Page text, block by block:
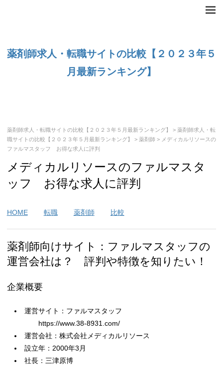
薬剤師求人・転職サイトの比較【２０２３年５
月最新ランキング】
薬剤師求人・転職サイトの比較【２０２３年５月最新ランキング】 > 薬剤師求人・転
職サイトの比較【２０２３年５月最新ランキング】
> 薬剤師 > メディカルリソースの
ファルマスタッフ お得な求人に評判
メディカルリソースのファルマスタ
ッフ お得な求人に評判
HOME 転職 薬剤師 比較
薬剤師向けサイト：ファルマスタッフの
運営会社は？ 評判や特徴を知りたい！
企業概要
運営サイト：ファルマスタッフ
https://www.38-8931.com/
運営会社：株式会社メディカルリソース
設立年：2000年3月
社長：三津原博